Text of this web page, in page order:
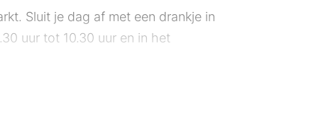
Sluit je dag af met een drankje in
uur tot 10.30 uur en in het